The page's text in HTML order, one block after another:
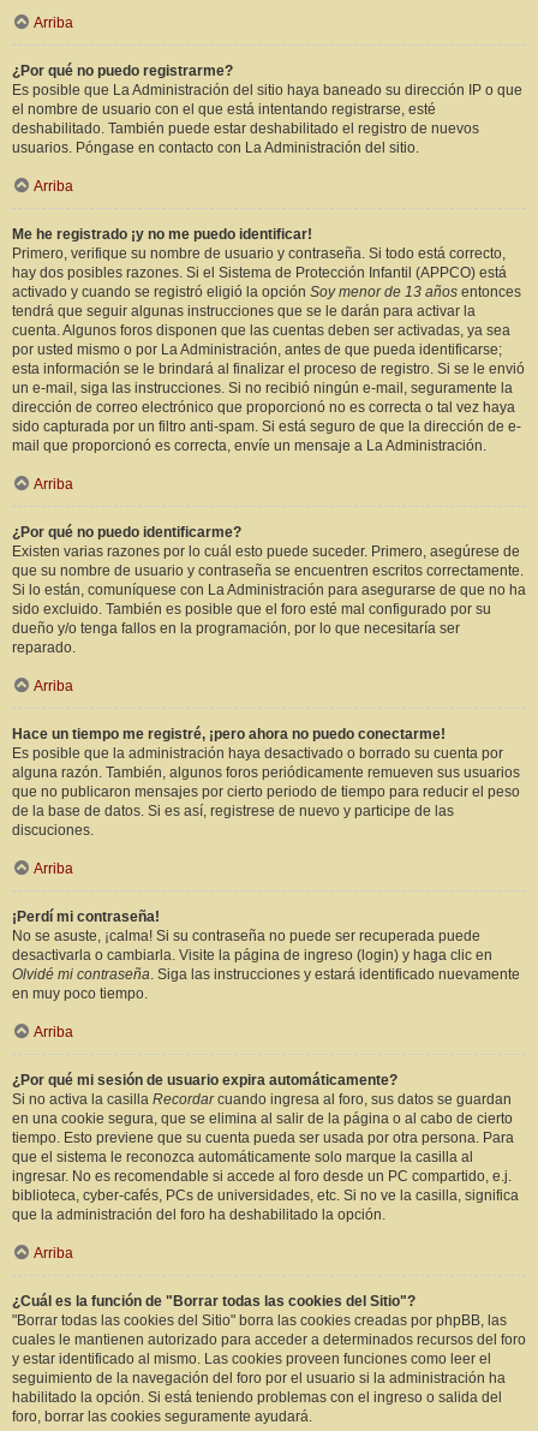
Arriba
¿Por qué no puedo registrarme?
Es posible que La Administración del sitio haya baneado su dirección IP o que
el nombre de usuario con el que está intentando registrarse, esté
deshabilitado. También puede estar deshabilitado el registro de nuevos
usuarios. Póngase en contacto con La Administración del sitio.
Arriba
Me he registrado ¡y no me puedo identificar!
Primero, verifique su nombre de usuario y contraseña. Si todo está correcto,
hay dos posibles razones. Si el Sistema de Protección Infantil (APPCO) está
activado y cuando se registró eligió la opción Soy menor de 13 años entonces
tendrá que seguir algunas instrucciones que se le darán para activar la
cuenta. Algunos foros disponen que las cuentas deben ser activadas, ya sea
por usted mismo o por La Administración, antes de que pueda identificarse;
esta información se le brindará al finalizar el proceso de registro. Si se le envió
un e-mail, siga las instrucciones. Si no recibió ningún e-mail, seguramente la
dirección de correo electrónico que proporcionó no es correcta o tal vez haya
sido capturada por un filtro anti-spam. Si está seguro de que la dirección de e-
mail que proporcionó es correcta, envíe un mensaje a La Administración.
Arriba
¿Por qué no puedo identificarme?
Existen varias razones por lo cuál esto puede suceder. Primero, asegúrese de
que su nombre de usuario y contraseña se encuentren escritos correctamente.
Si lo están, comuníquese con La Administración para asegurarse de que no ha
sido excluido. También es posible que el foro esté mal configurado por su
dueño y/o tenga fallos en la programación, por lo que necesitaría ser
reparado.
Arriba
Hace un tiempo me registré, ¡pero ahora no puedo conectarme!
Es posible que la administración haya desactivado o borrado su cuenta por
alguna razón. También, algunos foros periódicamente remueven sus usuarios
que no publicaron mensajes por cierto periodo de tiempo para reducir el peso
de la base de datos. Si es así, registrese de nuevo y participe de las
discuciones.
Arriba
¡Perdí mi contraseña!
No se asuste, ¡calma! Si su contraseña no puede ser recuperada puede
desactivarla o cambiarla. Visite la página de ingreso (login) y haga clic en
Olvidé mi contraseña. Siga las instrucciones y estará identificado nuevamente
en muy poco tiempo.
Arriba
¿Por qué mi sesión de usuario expira automáticamente?
Si no activa la casilla Recordarcuando ingresa al foro, sus datos se guardan
en una cookie segura, que se elimina al salir de la página o al cabo de cierto
tiempo. Esto previene que su cuenta pueda ser usada por otra persona. Para
que el sistema le reconozca automáticamente solo marque la casilla al
ingresar. No es recomendable si accede al foro desde un PC compartido, e.j.
biblioteca, cyber-cafés, PCs de universidades, etc. Si no ve la casilla, significa
que la administración del foro ha deshabilitado la opción.
Arriba
¿Cuál es la función de "Borrar todas las cookies del Sitio"?
"Borrar todas las cookies del Sitio" borra las cookies creadas por phpBB, las
cuales le mantienen autorizado para acceder a determinados recursos del foro
y estar identificado al mismo. Las cookies proveen funciones como leer el
seguimiento de la navegación del foro por el usuario si la administración ha
habilitado la opción. Si está teniendo problemas con el ingreso o salida del
foro, borrar las cookies seguramente ayudará.